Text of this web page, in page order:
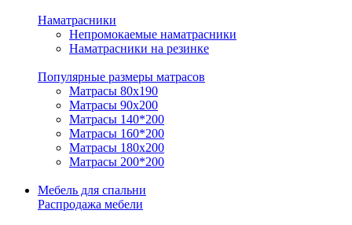
Наматрасники
Непромокаемые наматрасники
Наматрасники на резинке
Популярные размеры матрасов
Матрасы 80x190
Матрасы 90x200
Матрасы 140*200
Матрасы 160*200
Матрасы 180x200
Матрасы 200*200
Мебель для спальни
Распродажа мебели